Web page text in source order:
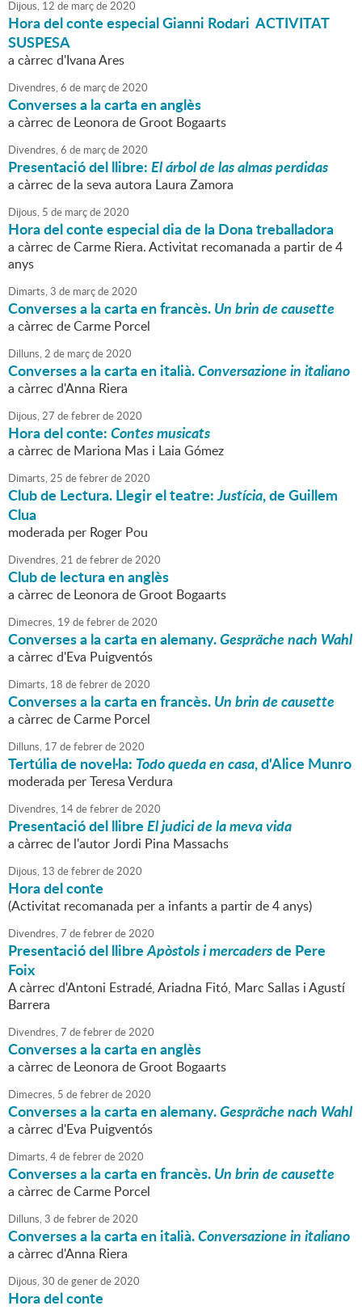
Dijous, 12 de marçde2020
Hora del conte especial Gianni Rodari ACTIVITAT
SUSPESA
a càrrec d'Ivana Ares
Divendres,6 de marçde2020
Converses a la carta en anglès
a càrrec de Leonora de Groot Bogaarts
Divendres,6 de marçde2020
Presentació del llibre:El árbol de las almas perdidas
a càrrec de la seva autora Laura Zamora
Dijous, 5 de marçde2020
Hora del conte especial dia de la Dona treballadora
a càrrec de Carme Riera. Activitat recomanada a partir de 4
anys
Dimarts,3 de marçde2020
Converses a la carta en francès.Un brin de causette
a càrrec de Carme Porcel
Dilluns,2 de marçde2020
Converses a la carta en italià.Conversazione in italiano
a càrrec d'Anna Riera
Dijous,27 defebrerde2020
Hora del conte:Contes musicats
a càrrec de Mariona Mas i Laia Gómez
Dimarts,25 defebrerde2020
Club de Lectura. Llegir el teatre:Justícia, de Guillem
Clua
moderada per Roger Pou
Divendres,21 defebrerde2020
Club de lectura en anglès
a càrrec de Leonora de Groot Bogaarts
Dimecres, 19 defebrerde2020
Converses a la carta en alemany.Gespräche nach Wahl
a càrrec d'Eva Puigventós
Dimarts, 18 defebrerde2020
Converses a la carta en francès.Un brin de causette
a càrrec de Carme Porcel
Dilluns, 17 defebrerde2020
Tertúlia de novel·la: Todo queda en casa, d'Alice Munro
moderada per Teresa Verdura
Divendres, 14defebrerde2020
Presentació del llibreEl judici de la meva vida
a càrrec de l'autor Jordi Pina Massachs
Dijous, 13 defebrerde2020
Hora del conte
(Activitat recomanada per a infants a partir de 4 anys)
Divendres,7 defebrerde2020
Presentació del llibreApòstols i mercadersde Pere
Foix
A càrrec d'Antoni Estradé, Ariadna Fitó, Marc Sallas i Agustí
Barrera
Divendres,7 defebrerde2020
Converses a la carta en anglès
a càrrec de Leonora de Groot Bogaarts
Dimecres, 5 defebrerde2020
Converses a la carta en alemany.Gespräche nach Wahl
a càrrec d'Eva Puigventós
Dimarts,4defebrerde2020
Converses a la carta en francès.Un brin de causette
a càrrec de Carme Porcel
Dilluns,3 defebrerde2020
Converses a la carta en italià.Conversazione in italiano
a càrrec d'Anna Riera
Dijous,30 degenerde2020
Hora del conte